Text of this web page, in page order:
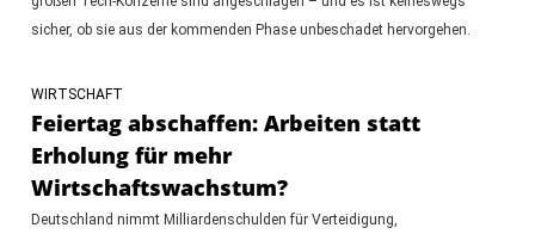
sicher, ob sie aus der kommenden Phase unbeschadet hervorgehen.
WIRTSCHAFT
Feiertag abschaffen: Arbeiten statt
Erholung für mehr
Wirtschaftswachstum?
Deutschland nimmt Milliardenschulden für Verteidigung,